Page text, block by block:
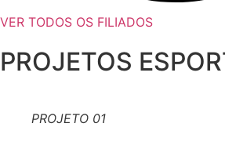
VER TODOS OS FILIADOS
PROJETOS
PROJETO 01